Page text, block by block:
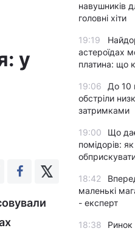
у
навушників
головні хіти
19:19
астероїдах
платина: що
19:06
До 10
обстріли
затримками
19:00
Що
помідорів:
18:42
маленькі
- експерт
18:38
Ринок